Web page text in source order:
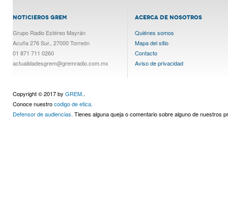
NOTICIEROS GREM
Grupo Radio Estéreo Mayrán
Acuña 276 Sur., 27000 Torreón
01 871 711 0260
actualidadesgrem@gremradio.com.mx
ACERCA DE NOSOTROS
Quiénes somos
Mapa del sitio
Contacto
Aviso de privacidad
Copyright © 2017 by GREM..
Conoce nuestrocodigo de etica.
Defensor de audiencias. Tienes alguna queja o comentario sobre alguno de nuestros